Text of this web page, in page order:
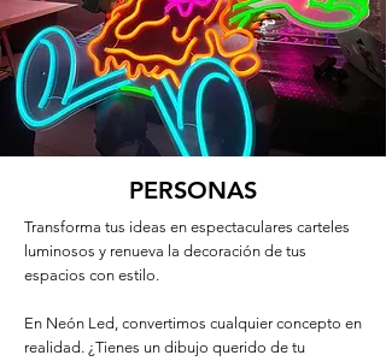
PERSONAS
Transforma tus ideas en espectaculares carteles
luminosos y renueva la decoración de tus
espacios con estilo.
En Neón Led, convertimos cualquier concepto en
realidad. ¿Tienes un dibujo querido de tu